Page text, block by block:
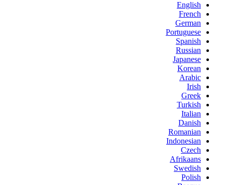
English
French
German
Portuguese
Spanish
Russian
Japanese
Korean
Arabic
Irish
Greek
Turkish
Italian
Danish
Romanian
Indonesian
Czech
Afrikaans
Swedish
Polish